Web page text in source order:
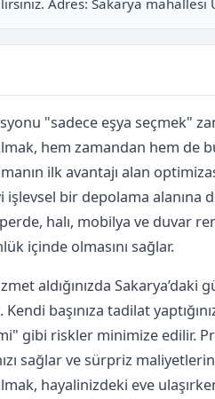
Adres: Sakarya mahallesi
"sadece eşya seçmek"
hem zamandan hem de
ilk avantajı alan
işlevsel bir depolama
halı, mobilya ve duvar
içinde olmasını sağlar.
aldığınızda
Kendi başınıza tadilat
gibi riskler minimize edilir.
sağlar ve sürpriz maliyetlerin
hayalinizdeki eve